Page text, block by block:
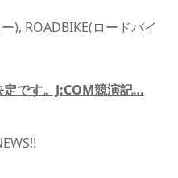
), ROADBIKE(ロードバイ
です。J:COM競演記…